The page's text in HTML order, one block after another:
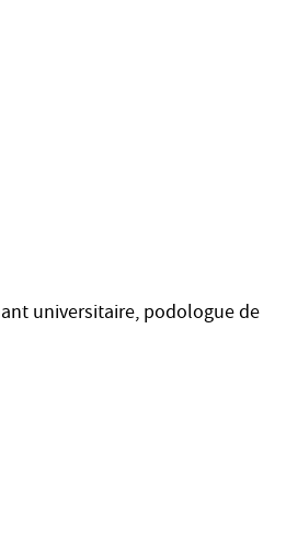
universitaire, podologue de